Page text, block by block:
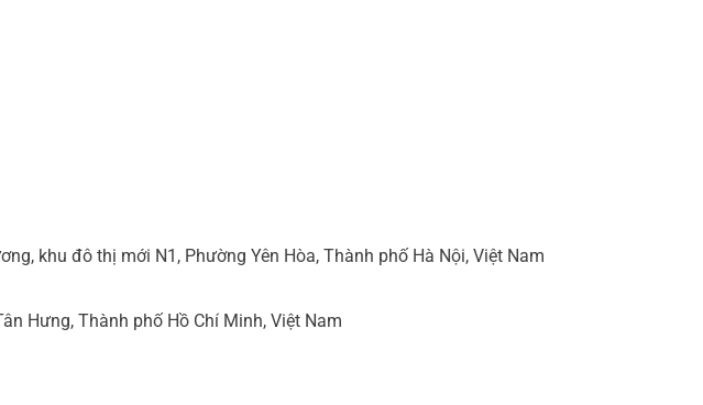
khu đô thị mới N1, Phường Yên Hòa, Thành phố Hà Nội, Việt Nam
Hưng, Thành phố Hồ Chí Minh, Việt Nam